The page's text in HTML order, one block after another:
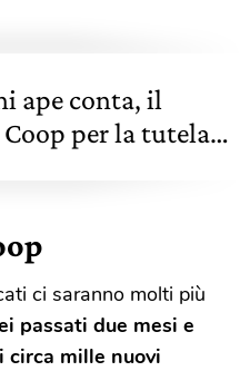
ape conta, il
per la tutela
ci saranno molti più
passati due mesi e
circa mille nuovi